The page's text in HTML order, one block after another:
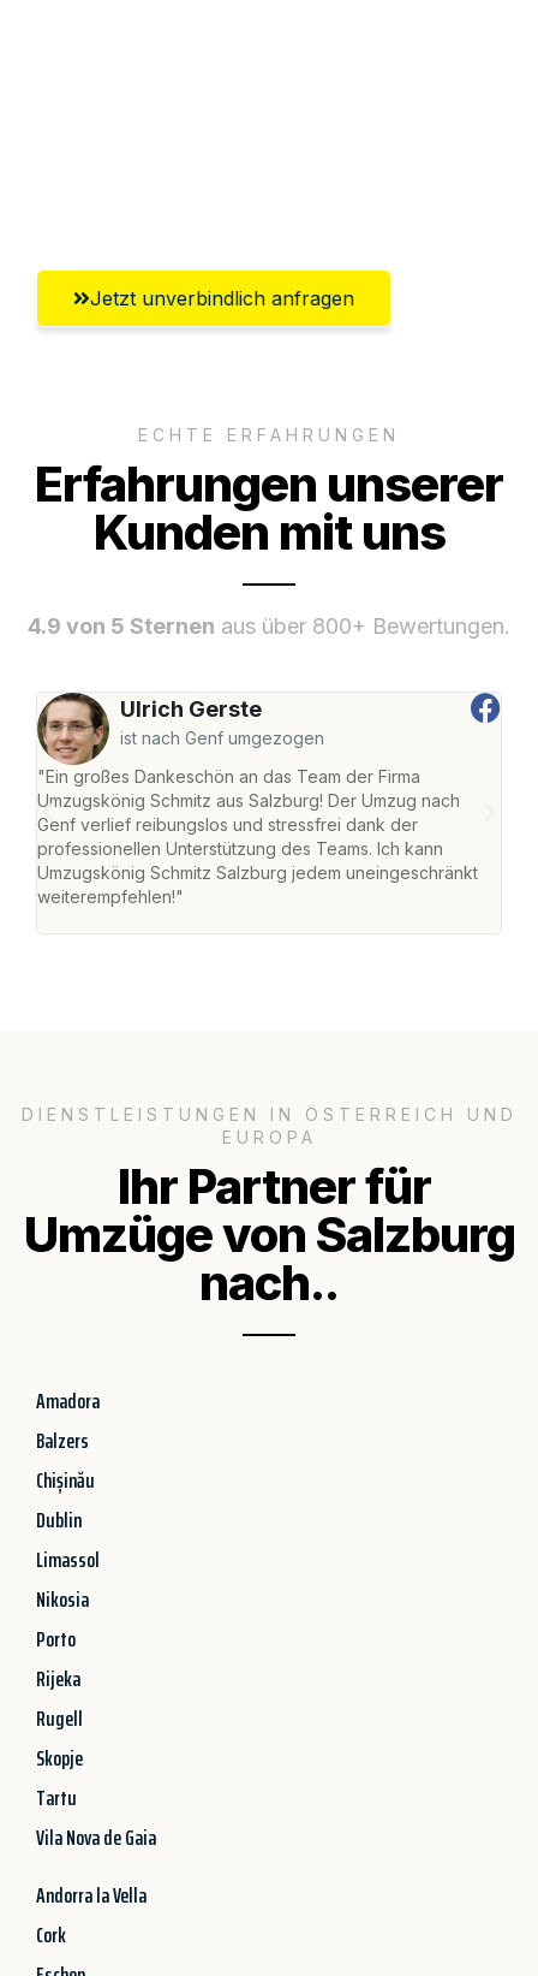
Jetzt unverbindlich anfragen
ECHTE ERFAHRUNGEN
Erfahrungen unserer
Kunden mit uns
4.9 von 5 Sternen aus über 800+ Bewertungen.
Ulrich Gerste
ist nach Genf umgezogen
"Ein großes Dankeschön an das Team der Firma
Umzugskönig Schmitz aus Salzburg! Der Umzug nach
Genf verlief reibungslos und stressfrei dank der
professionellen Unterstützung des Teams. Ich kann
Umzugskönig Schmitz Salzburg jedem uneingeschränkt
weiterempfehlen!"
DIENSTLEISTUNGEN IN ÖSTERREICH UND
EUROPA
Ihr Partner für
Umzüge von Salzburg
nach..
Amadora
Balzers
Chișinău
Dublin
Limassol
Nikosia
Porto
Rijeka
Rugell
Skopje
Tartu
Vila Nova de Gaia
Andorra la Vella
Cork